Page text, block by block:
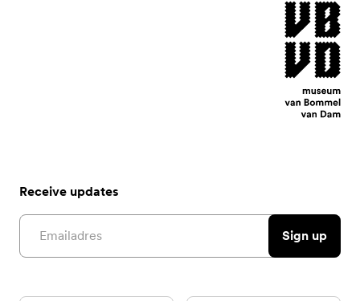
museum van
Receive updates
Email address
Sign up